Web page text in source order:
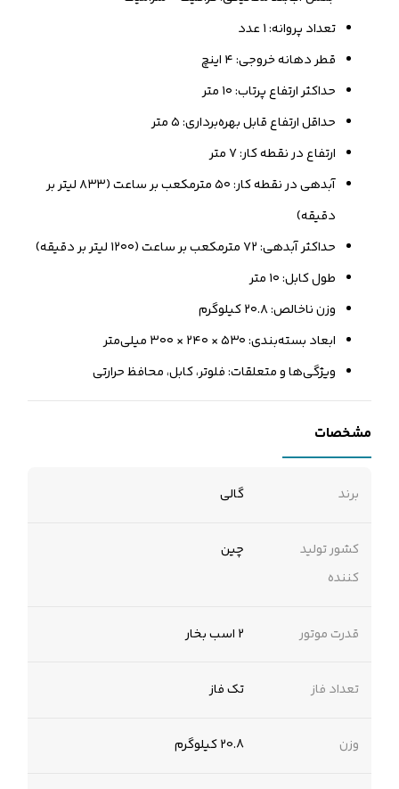
تعداد پروانه: ۱ عدد
قطر دهانه خروجی: ۴ اینچ
حداکثر ارتفاع پرتاب: ۱۰ متر
حداقل ارتفاع قابل بهره‌برداری: ۵ متر
ارتفاع در نقطه کار: ۷ متر
آبدهی در نقطه کار: ۵۰ مترمکعب بر ساعت (۸۳۳ لیتر بر
دقیقه)
حداکثر آبدهی: ۷۲ مترمکعب بر ساعت (۱۲۰۰ لیتر بر دقیقه)
طول کابل: ۱۰ متر
وزن ناخالص: ۲۰.۸ کیلوگرم
ابعاد بسته‌بندی: ۵۳۰ × ۲۴۰ × ۳۰۰ میلی‌متر
ویژگی‌ها و متعلقات: فلوتر، کابل، محافظ حرارتی
مشخصات
برند گالی
کشور تولید
کننده
چین
قدرت موتور 2 اسب بخار
تعداد فاز تک فاز
وزن 20.8 کیلوگرم